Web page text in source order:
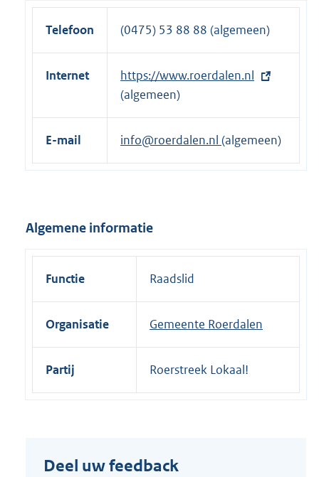
Telefoon (0475) 53 88 88 (algemeen)
Internet
E
x
t
e
n
i
n
https://www.roerdalen.nl
(algemeen)
E-mail info@roerdalen.nl (algemeen)
Algemene informatie
Functie Raadslid
Organisatie Gemeente Roerdalen
Partij Roerstreek Lokaal!
Deel uw feedback